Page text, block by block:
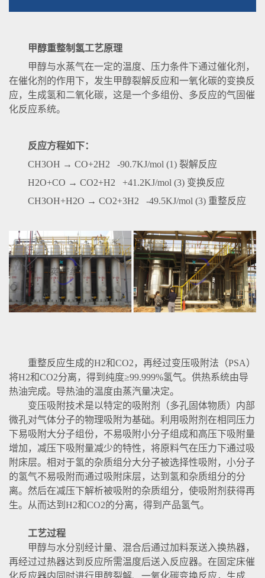
甲醇重整制氢工艺原理
甲醇与水蒸气在一定的温度、压力条件下通过催化剂，
在催化剂的作用下，发生甲醇裂解反应和一氧化碳的变换反
应，生成氢和二氧化碳，这是一个多组份、多反应的气固催
化反应系统。
反应方程如下：
CH3OH → CO+2H2 -90.7KJ/mol (1) 裂解反应
H2O+CO → CO2+H2 +41.2KJ/mol (3) 变换反应
CH3OH+H2O → CO2+3H2 -49.5KJ/mol (3) 重整反应
重整反应生成的H2和CO2，再经过变压吸附法（PSA）
将H2和CO2分离，得到纯度≥99.999%氢气。供热系统由导
热油完成。导热油的温度由蒸汽量决定。
变压吸附技术是以特定的吸附剂（多孔固体物质）内部
微孔对气体分子的物理吸附为基础。利用吸附剂在相同压力
下易吸附大分子组份，不易吸附小分子组成和高压下吸附量
增加，减压下吸附量减少的特性，将原料气在压力下通过吸
附床层。相对于氢的杂质组分大分子被选择性吸附，小分子
的氢气不易吸附而通过吸附床层，达到氢和杂质组分的分
离。然后在减压下解析被吸附的杂质组分，使吸附剂获得再
生。从而达到H2和CO2的分离，得到产品氢气。
工艺过程
甲醇与水分别经计量、混合后通过加料泵送入换热器，
再经过过热器达到反应所需温度后送入反应器。在固定床催